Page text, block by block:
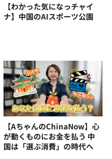
【わかった気になっチャイ
ナ】中国のAIスポーツ公園
【AちゃんのChinaNow】心
が動くものにお金を払う 中
国は「選ぶ消費」の時代へ